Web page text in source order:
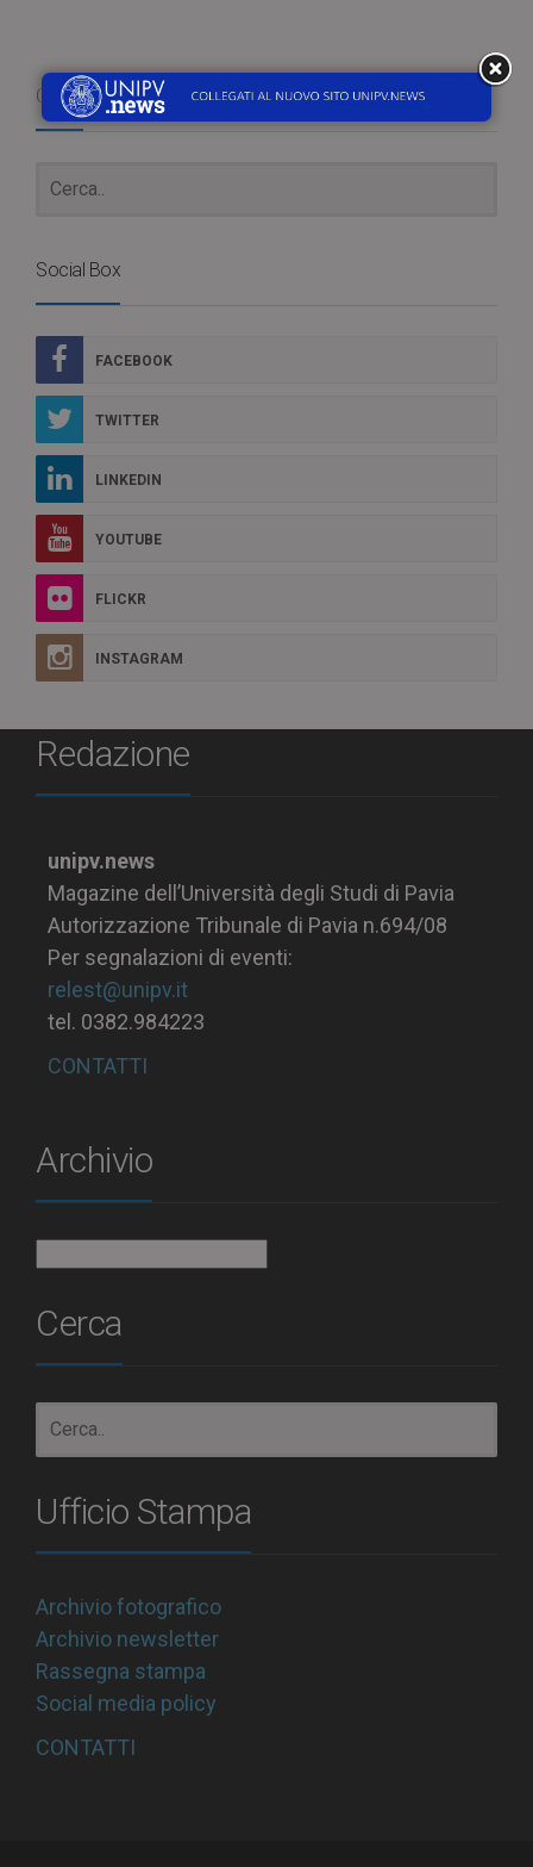
Cerca
Social Box
FACEBOOK
TWITTER
LINKEDIN
YOUTUBE
FLICKR
INSTAGRAM
Redazione
unipv.news
Magazine dell’Università degli Studi di Pavia
Autorizzazione Tribunale di Pavia n.694/08
Per segnalazioni di eventi:
relest@unipv.it
tel. 0382.984223
CONTATTI
Archivio
Cerca
Ufficio Stampa
Archivio fotografico
Archivio newsletter
Rassegna stampa
Social media policy
CONTATTI